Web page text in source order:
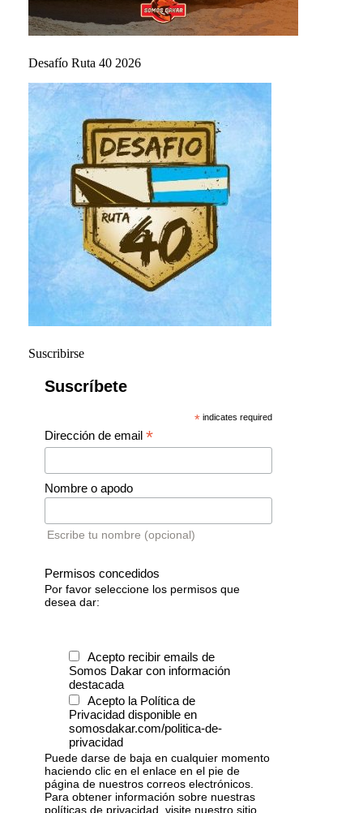
Desafío Ruta 40 2026
Suscribirse
Suscríbete
* indicates required
Dirección de email *
Nombre o apodo
Escribe tu nombre (opcional)
Permisos concedidos
Por favor seleccione los permisos que
desea dar:
Acepto recibir emails de
Somos Dakar con información
destacada
Acepto la Política de
Privacidad disponible en
somosdakar.com/politica-de-
privacidad
Puede darse de baja en cualquier momento
haciendo clic en el enlace en el pie de
página de nuestros correos electrónicos.
Para obtener información sobre nuestras